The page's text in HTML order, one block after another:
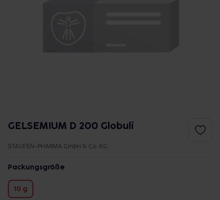
GELSEMIUM D 200 Globuli
STAUFEN-PHARMA GmbH & Co. KG
Packungsgröße
10 g